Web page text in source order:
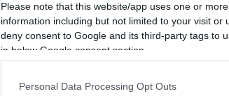
Please note that this website/app uses one or
information including but not limited to your visit or
deny consent to Google and its third-party tags to
in below Google consent section.
Personal Data Processing Opt Outs